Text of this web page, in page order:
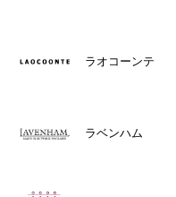
ラオコーンテ
ラベンハム